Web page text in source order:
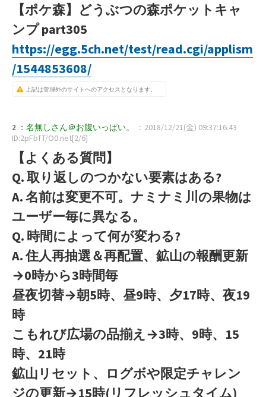
【ポケ森】どうぶつの森ポケットキャ
ンプ part305
https://egg.5ch.net/test/read.cgi/applism
/1544853608/
上記は管理外のサイトへのアクセスとなります。
2 ： 名無しさん＠お腹いっぱい。
：2018/12/21(金) 09:37:16.43
ID:2pFbfT/O0.net[2/6]
【よくある質問】
Q. 取り返しのつかない要素はある?
A. 名前は変更不可。ナミナミ川の果物は
ユーザー毎に異なる。
Q. 時間によって何が変わる?
A. 住人再抽選＆再配置、鉱山の報酬更新
→0時から3時間毎
昼夜切替→朝5時、昼9時、夕17時、夜19
時
こもれび広場の品揃え→3時、9時、15
時、21時
鉱山リセット、ログボや限定チャレン
ジの更新→15時(リフレッシュタイム)